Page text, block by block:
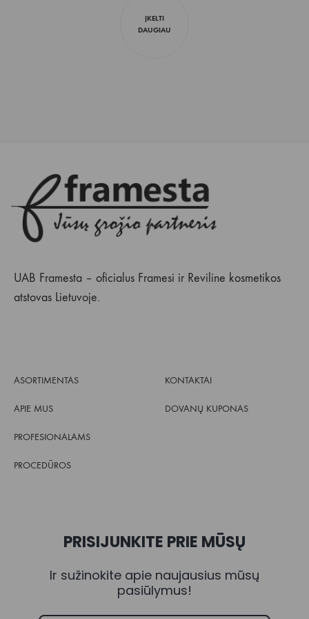
ĮKELTI
DAUGIAU
UAB Framesta – oficialus Framesi ir Reviline kosmetikos
atstovas Lietuvoje.
ASORTIMENTAS
APIE MUS
PROFESIONALAMS
PROCEDŪROS
KONTAKTAI
DOVANŲ KUPONAS
PRISIJUNKITE PRIE MŪSŲ
Ir sužinokite apie naujausius mūsų
pasiūlymus!